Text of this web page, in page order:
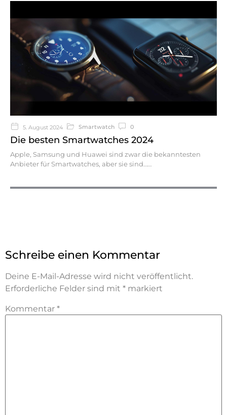
5. August 2024 Smartwatch 0
Die besten Smartwatches 2024
Apple, Samsung und Huawei sind zwar die bekanntesten
Anbieter für Smartwatches, aber sie sind…
Schreibe einen Kommentar
Deine E-Mail-Adresse wird nicht veröffentlicht.
Erforderliche Felder sind mit * markiert
Kommentar *